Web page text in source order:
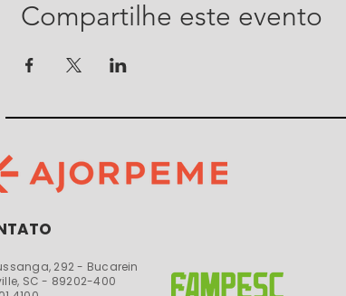
Compartilhe este evento
292 - Bucarein
SC - 89202-400​​